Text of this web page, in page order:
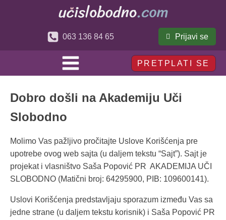
063 136 84 65 Prijavi se
PRETPLATI SE
Dobro došli na Akademiju Uči
Slobodno
Molimo Vas pažljivo pročitajte Uslove Korišćenja pre
upotrebe ovog web sajta (u daljem tekstu “Sajt”). Sajt je
projekat i vlasništvo Saša Popović PR AKADEMIJA UČI
SLOBODNO (Matični broj: 64295900, PIB: 109600141).
Uslovi Korišćenja predstavljaju sporazum između Vas sa
jedne strane (u daljem tekstu korisnik) i Saša Popović PR